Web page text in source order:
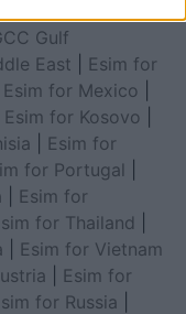
Gulf
East
Esim for
Esim for Mexico
Esim for Kosovo
Esim for
for Portugal
Esim for
for Thailand
Esim for Vietnam
Esim for
for Russia